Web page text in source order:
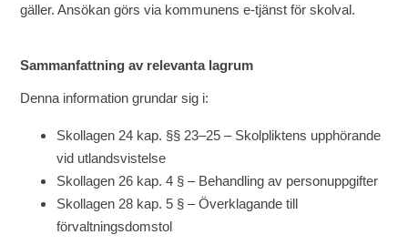
gäller. Ansökan görs via kommunens e-tjänst för skolval.
Sammanfattning av relevanta lagrum
Denna information grundar sig i:
Skollagen 24 kap. §§ 23–25 – Skolpliktens upphörande
vid utlandsvistelse
Skollagen 26 kap. 4 § – Behandling av personuppgifter
Skollagen 28 kap. 5 § – Överklagande till
förvaltningsdomstol